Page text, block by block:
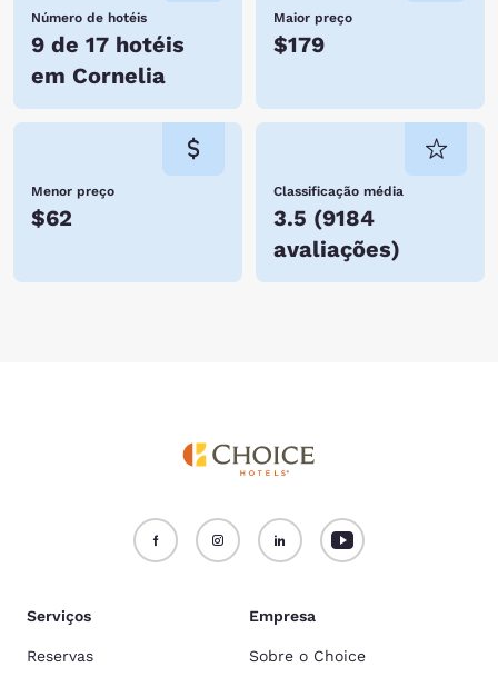
Número de hotéis
9 de 17 hotéis
em Cornelia
Maior preço
$179
Menor preço
$62
Classificação média
3.5 (9184
avaliações)
Serviços
Reservas
Empresa
Sobre o Choice